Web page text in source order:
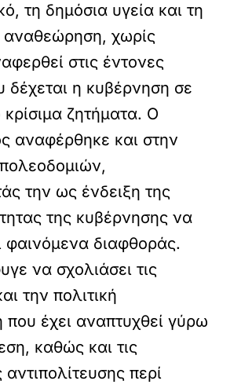
τη δημόσια υγεία και τη
αναθεώρηση, χωρίς
στις έντονες
δέχεται η κυβέρνηση σε
ζητήματα. Ο
αναφέρθηκε και στην
την ως ένδειξη της
της κυβέρνησης να
φαινόμενα διαφθοράς.
να σχολιάσει τις
την πολιτική
που έχει αναπτυχθεί γύρω
καθώς και τις
περί